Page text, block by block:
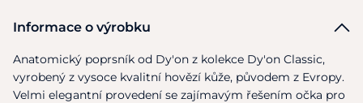
Informace o výrobku
Anatomický poprsník od Dy'on z kolekce Dy'on Classic,
vyrobený z vysoce kvalitní hovězí kůže, původem z Evropy.
Velmi elegantní provedení se zajímavým řešením očka pro